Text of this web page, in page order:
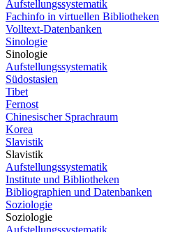
Aufstellungssystematik
Fachinfo in virtuellen Bibliotheken
Volltext-Datenbanken
Sinologie
Sinologie
Aufstellungssystematik
Südostasien
Tibet
Fernost
Chinesischer Sprachraum
Korea
Slavistik
Slavistik
Aufstellungssystematik
Institute und Bibliotheken
Bibliographien und Datenbanken
Soziologie
Soziologie
Aufstellungssystematik